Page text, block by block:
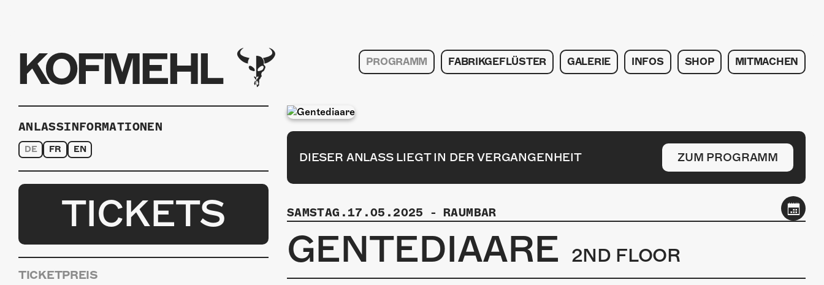
KOFMEHL PROGRAMM FABRIKGEFLÜSTER GALERIE INFOS SHOP MITMACHEN
DIESER ANLASS LIEGT IN DER VERGANGENHEIT ZUM PROGRAMM
SAMSTAG.17.05.2025 - RAUMBAR
GENTEDIAARE
2ND FLOOR
ANLASSINFORMATIONEN
DE FR EN
TICKETS
TICKETPREIS